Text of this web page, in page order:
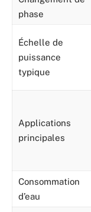
phase
Échelle de
puissance
typique
Applications
principales
Consommation
d’eau